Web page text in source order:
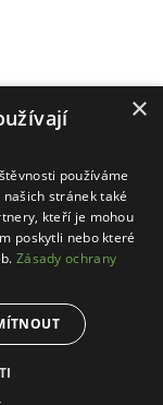
×
používáme
stránek také
kteří je mohou
poskytli nebo které
Zásady ochrany